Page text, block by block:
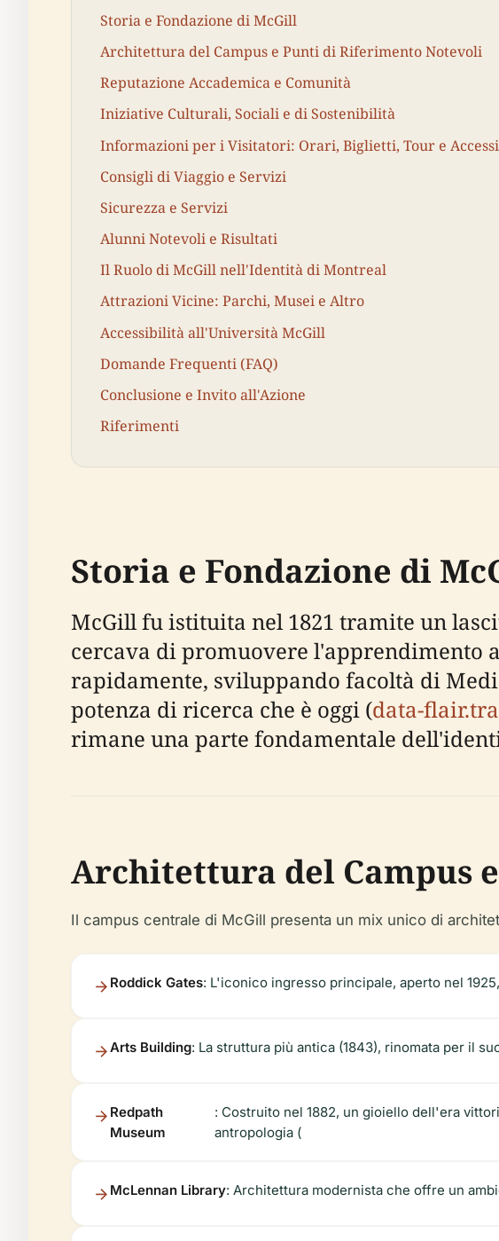
Storia e Fondazione di McGill
Architettura del Campus e Punti di Riferimento Notevoli
Reputazione Accademica e Comunità
Iniziative Culturali, Sociali e di Sostenibilità
Informazioni per i Visitatori: Orari, Biglietti, Tour e
Consigli di Viaggio e Servizi
Sicurezza e Servizi
Alunni Notevoli e Risultati
Il Ruolo di McGill nell'Identità di Montreal
Attrazioni Vicine: Parchi, Musei e Altro
Accessibilità all'Università McGill
Domande Frequenti (FAQ)
Conclusione e Invito all'Azione
Riferimenti
Storia e Fondazione di
McGill fu istituita nel 1821 tramite un
cercava di promuovere l'apprendimento
rapidamente, sviluppando facoltà di
potenza di ricerca che è oggi (data-
rimane una parte fondamentale
Architettura del Campus
Il campus centrale di McGill presenta un mix unico di
Roddick Gates: L'iconico ingresso principale, aperto nel
Arts Building: La struttura più antica (1843), rinomata per il
Redpath
Museum
: Costruito nel 1882, un gioiello dell'era
antropologia (
McLennan Library: Architettura modernista che offre un